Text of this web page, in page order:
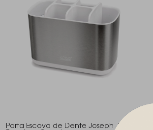
Porta Escova de Dente Joseph Joseph